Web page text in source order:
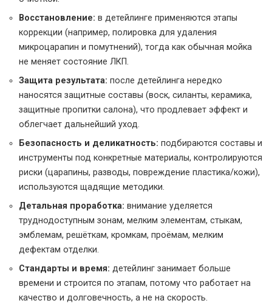
Восстановление: в детейлинге применяются этапы
коррекции (например, полировка для удаления
микроцарапин и помутнений), тогда как обычная мойка
не меняет состояние ЛКП.
Защита результата: после детейлинга нередко
наносятся защитные составы (воск, силанты, керамика,
защитные пропитки салона), что продлевает эффект и
облегчает дальнейший уход.
Безопасность и деликатность: подбираются составы и
инструменты под конкретные материалы, контролируются
риски (царапины, разводы, повреждение пластика/кожи),
используются щадящие методики.
Детальная проработка: внимание уделяется
труднодоступным зонам, мелким элементам, стыкам,
эмблемам, решёткам, кромкам, проёмам, мелким
дефектам отделки.
Стандарты и время: детейлинг занимает больше
времени и строится по этапам, потому что работает на
качество и долговечность, а не на скорость.